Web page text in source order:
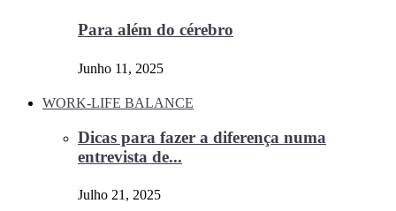
Para além do cérebro
Junho 11, 2025
WORK-LIFE BALANCE
Dicas para fazer a diferença numa
entrevista de...
Julho 21, 2025